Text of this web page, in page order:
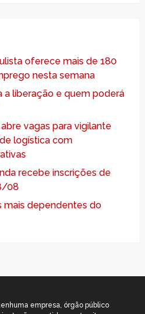
oferece mais de 180
nesta semana
a liberação e quem poderá
vagas para vigilante
logística com
recebe inscrições de
08
mais dependentes do
empresa, órgão público